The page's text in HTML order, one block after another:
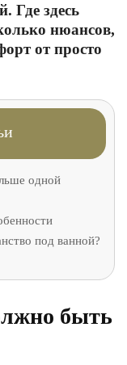
Где здесь
нюансов,
от просто
одной
под ванной?
быть